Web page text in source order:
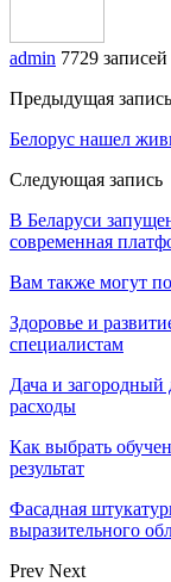
admin 7729 записей
Предыдущая запись
Белорус нашел
Следующая запись
В Беларуси
современная
Вам также могут
Здоровье и
специалистам
Дача и загородный
расходы
Как выбрать
результат
Фасадная
выразительного
Prev Next